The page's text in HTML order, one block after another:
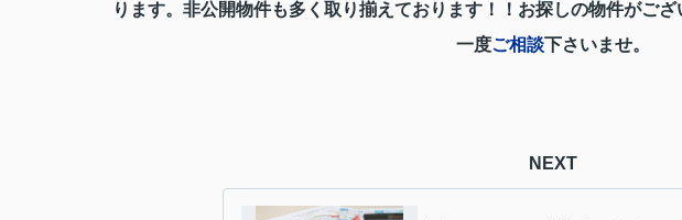
り ます。非公開物件も多く取り揃えております！！お探しの物件がご
一度ご相談下さいませ。
NEXT